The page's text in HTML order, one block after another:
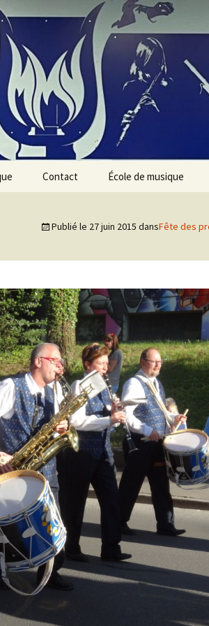
Contact École de musique
Publié le 27 juin 2015 dansFête des